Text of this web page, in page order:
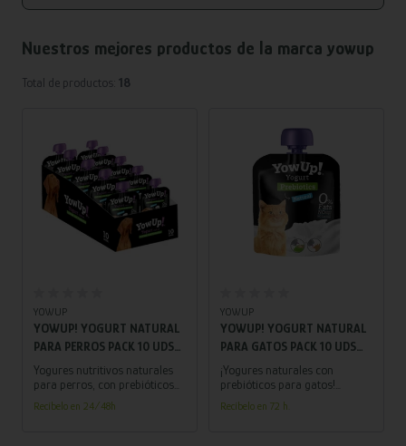
Nuestros mejores productos de la marca yowup
Total de productos: 18
YOWUP
YOWUP! YOGURT NATURAL
PARA PERROS PACK 10 UDS
115 GR
Yogures nutritivos naturales
para perros, con prebióticos
que promueven una digestión
saludable y bienestar canino.
Recíbelo en 24/48h
YOWUP
YOWUP! YOGURT NATURAL
PARA GATOS PACK 10 UDS
85 GR
¡Yogures naturales con
prebióticos para gatos!
Favorecen la digestión de los
felinos, y son perfectos para
Recíbelo en 72 h.